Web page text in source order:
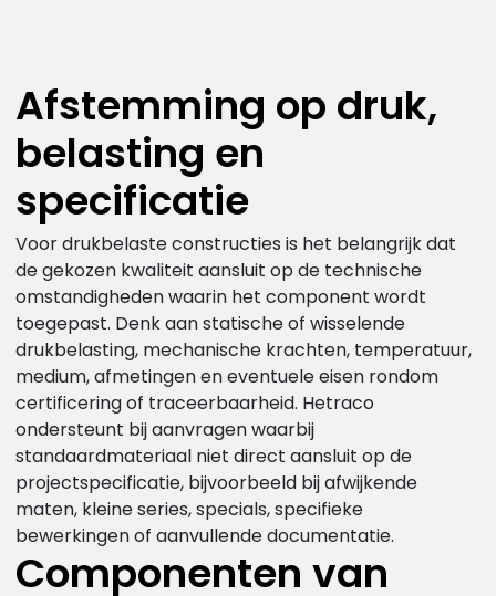
Afstemming op druk,
belasting en
specificatie
Voor drukbelaste constructies is het belangrijk dat
de gekozen kwaliteit aansluit op de technische
omstandigheden waarin het component wordt
toegepast. Denk aan statische of wisselende
drukbelasting, mechanische krachten, temperatuur,
medium, afmetingen en eventuele eisen rondom
certificering of traceerbaarheid. Hetraco
ondersteunt bij aanvragen waarbij
standaardmateriaal niet direct aansluit op de
projectspecificatie, bijvoorbeeld bij afwijkende
maten, kleine series, specials, specifieke
bewerkingen of aanvullende documentatie.
Componenten van